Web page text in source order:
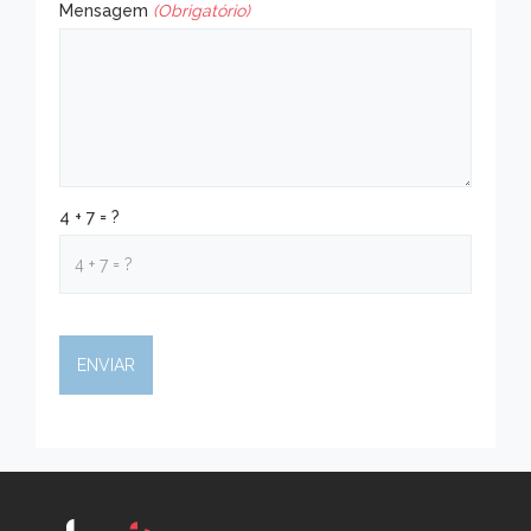
Mensagem (Obrigatório)
4 + 7 = ?